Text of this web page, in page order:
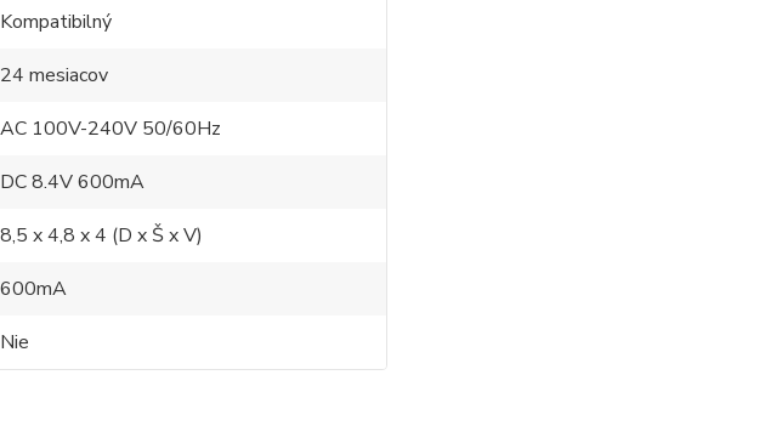
Kompatibilný
24 mesiacov
AC 100V-240V 50/60Hz
DC 8.4V 600mA
8,5 x 4,8 x 4 (D x Š x V)
600mA
Nie